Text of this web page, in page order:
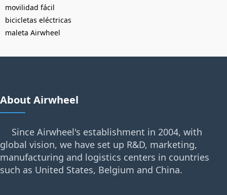
movilidad fácil
bicicletas eléctricas
maleta Airwheel
About Airwheel
Since Airwheel's establishment in 2004, with
global vision, we have set up R&D, marketing,
manufacturing and logistics centers in countries
such as United States, Belgium and China.